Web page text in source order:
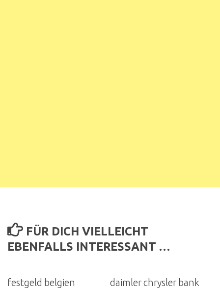
FÜR DICH VIELLEICHT
EBENFALLS INTERESSANT …
festgeld belgien
daimler chrysler bank